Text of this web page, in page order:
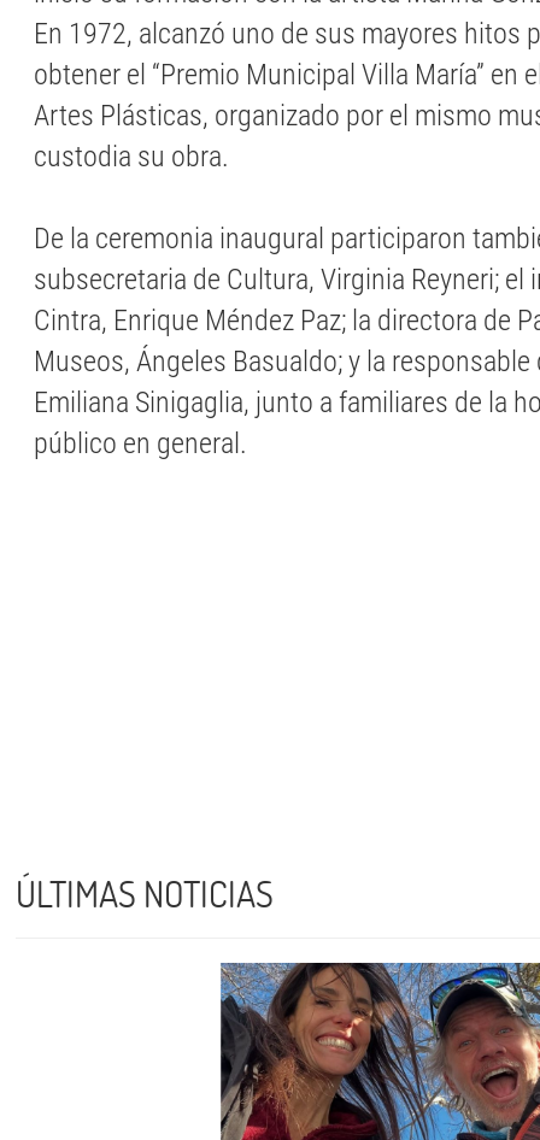
En 1972, alcanzó uno de sus mayores hitos
obtener el “Premio Municipal Villa María” en
Artes Plásticas, organizado por el mismo
custodia su obra.
De la ceremonia inaugural participaron
subsecretaria de Cultura, Virginia Reyneri; el
Cintra, Enrique Méndez Paz; la directora de
Museos, Ángeles Basualdo; y la
Emiliana Sinigaglia, junto a familiares de la
público en general.
ÚLTIMAS NOTICIAS